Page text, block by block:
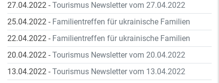
27.04.2022 - Tourismus Newsletter vom 27.04.2022
25.04.2022 - Familientreffen für ukrainische Familien
22.04.2022 - Familientreffen für ukrainische Familien
20.04.2022 - Tourismus Newsletter vom 20.04.2022
13.04.2022 - Tourismus Newsletter vom 13.04.2022